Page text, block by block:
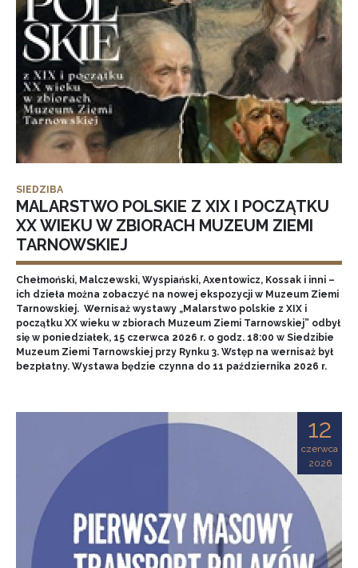
SIEDZIBA
MALARSTWO POLSKIE Z XIX I POCZĄTKU
XX WIEKU W ZBIORACH MUZEUM ZIEMI
TARNOWSKIEJ
Chełmoński, Malczewski, Wyspiański, Axentowicz, Kossak i inni –
ich dzieła można zobaczyć na nowej ekspozycji w Muzeum Ziemi
Tarnowskiej. Wernisaż wystawy „Malarstwo polskie z XIX i
początku XX wieku w zbiorach Muzeum Ziemi Tarnowskiej” odbył
się w poniedziałek, 15 czerwca 2026 r. o godz. 18:00 w Siedzibie
Muzeum Ziemi Tarnowskiej przy Rynku 3. Wstęp na wernisaż był
bezpłatny. Wystawa będzie czynna do 11 października 2026 r.
12
czerwca
2026